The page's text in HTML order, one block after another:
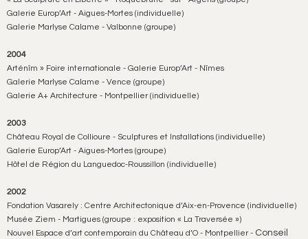
Galerie Europ’Art - Aigues-Mortes (individuelle)
Galerie Marlyse Calame - Valbonne (groupe)
2004
Arténîm » Foire internationale - Galerie Europ’Art - Nîmes
Galerie Marlyse Calame - Vence (groupe)
Galerie A+ Architecture - Montpellier (individuelle)
2003
Château Royal de Collioure - Sculptures et Installations (individuelle)
Galerie Europ’Art - Aigues-Mortes (groupe)
Hôtel de Région du Languedoc-Roussillon (individuelle)
2002
Fondation Vasarely : Centre Architectonique d’Aix-en-Provence (individuelle)
Musée Ziem - Martigues (groupe : exposition « La Traversée »)
Nouvel Espace d’art contemporain du Château d’O - Montpellier - Conseil